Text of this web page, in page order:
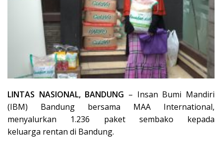
LINTAS NASIONAL, BANDUNG – Insan Bumi Mandiri
(IBM) Bandung bersama MAA International,
menyalurkan 1.236 paket sembako kepada
keluarga rentan di Bandung.